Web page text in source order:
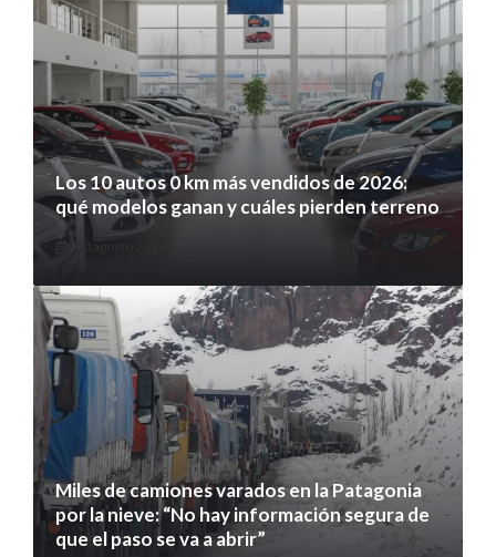
Los 10 autos 0 km más vendidos de 2026:
qué modelos ganan y cuáles pierden terreno
Miles de camiones varados en la Patagonia
por la nieve: “No hay información segura de
que el paso se va a abrir”